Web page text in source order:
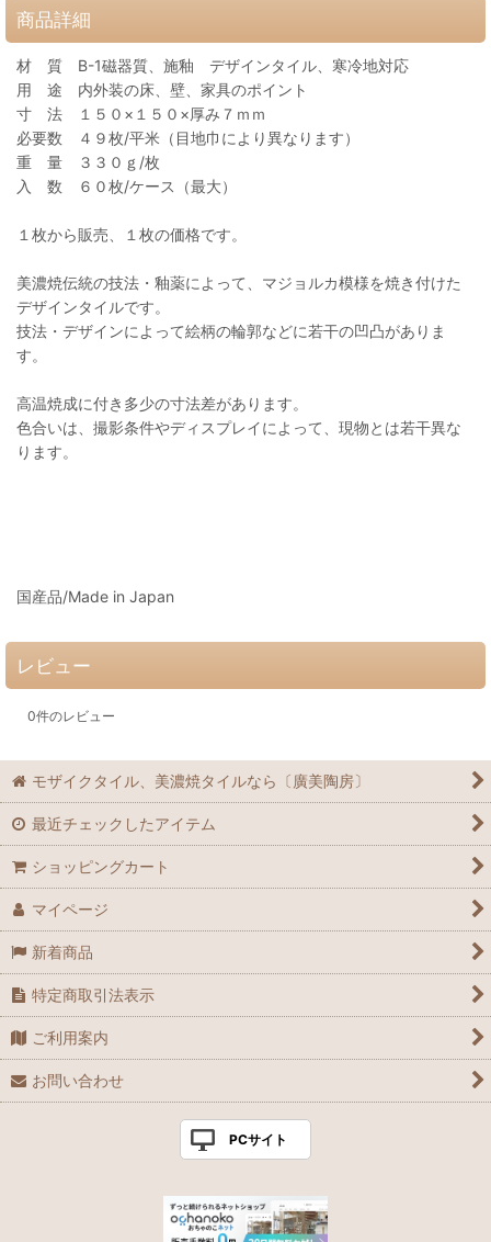
商品詳細
材 質 B-1磁器質、施釉 デザインタイル、寒冷地対応
用 途 内外装の床、壁、家具のポイント
寸 法 １５０×１５０×厚み７ｍｍ
必要数 ４９枚/平米（目地巾により異なります）
重 量 ３３０ｇ/枚
入 数 ６０枚/ケース（最大）
１枚から販売、１枚の価格です。
美濃焼伝統の技法・釉薬によって、マジョルカ模様を焼き付けた
デザインタイルです。
技法・デザインによって絵柄の輪郭などに若干の凹凸がありま
す。
高温焼成に付き多少の寸法差があります。
色合いは、撮影条件やディスプレイによって、現物とは若干異な
ります。
国産品/Made in Japan
レビュー
0件のレビュー
モザイクタイル、美濃焼タイルなら〔廣美陶房〕
最近チェックしたアイテム
ショッピングカート
マイページ
新着商品
特定商取引法表示
ご利用案内
お問い合わせ
PCサイト